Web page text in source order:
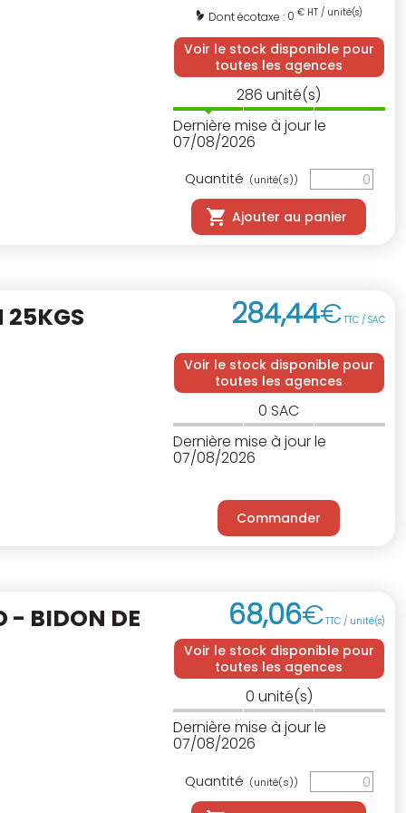
Dont écotaxe : 0 € HT / unité(s)
Voir le stock disponible pour
toutes les agences
286 unité(s)
Dernière mise à jour le
07/08/2026
Quantité (unité(s))
Ajouter au panier
25KGS 284,44€TTC / SAC
Voir le stock disponible pour
toutes les agences
0 SAC
Dernière mise à jour le
07/08/2026
Commander
- BIDON DE 68,06€TTC / unité(s)
Voir le stock disponible pour
toutes les agences
0 unité(s)
Dernière mise à jour le
07/08/2026
Quantité (unité(s))